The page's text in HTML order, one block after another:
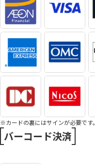
※カードの裏にはサインが必要です。
バーコード決済